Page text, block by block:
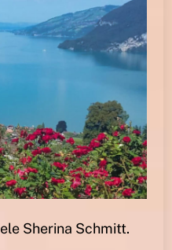
Sherina Schmitt.